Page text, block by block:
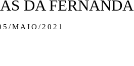
MAIO/2021
DA FERNANDA